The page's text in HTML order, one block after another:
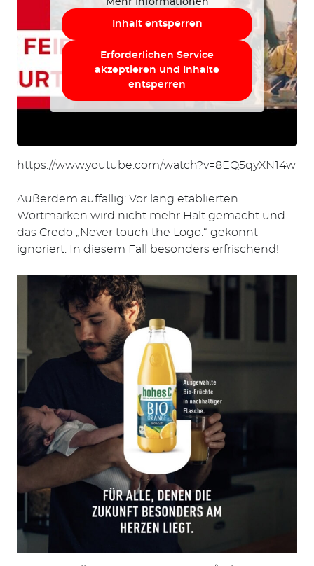
Mehr Informationen
Inhalt entsperren
Erforderlichen Service
akzeptieren und Inhalte
entsperren
https://www.youtube.com/watch?v=8EQ5qyXN14w
Außerdem auffällig: Vor lang etablierten
Wortmarken wird nicht mehr Halt gemacht und
das Credo „Never touch the Logo.“ gekonnt
ignoriert. In diesem Fall besonders erfrischend!